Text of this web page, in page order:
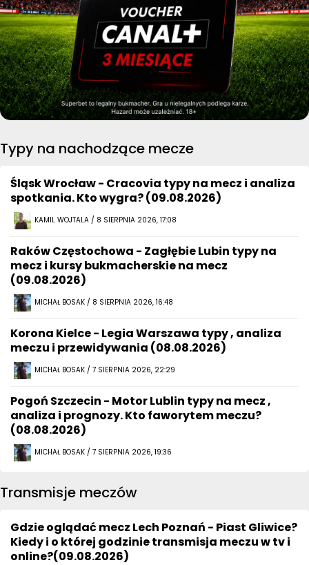
Typy na nachodzące mecze
Śląsk Wrocław - Cracovia typy na mecz i analiza
spotkania. Kto wygra? (09.08.2026)
KAMIL WOJTALA / 8 SIERPNIA 2026, 17:08
Raków Częstochowa - Zagłębie Lubin typy na
mecz i kursy bukmacherskie na mecz
(09.08.2026)
MICHAŁ BOSAK / 8 SIERPNIA 2026, 16:48
Korona Kielce - Legia Warszawa typy , analiza
meczu i przewidywania (08.08.2026)
MICHAŁ BOSAK / 7 SIERPNIA 2026, 22:29
Pogoń Szczecin - Motor Lublin typy na mecz ,
analiza i prognozy. Kto faworytem meczu?
(08.08.2026)
MICHAŁ BOSAK / 7 SIERPNIA 2026, 19:36
Transmisje meczów
Gdzie oglądać mecz Lech Poznań - Piast Gliwice?
Kiedy i o której godzinie transmisja meczu w tv i
online?(09.08.2026)